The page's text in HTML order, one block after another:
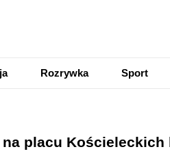
Rozrywka Sport
placu